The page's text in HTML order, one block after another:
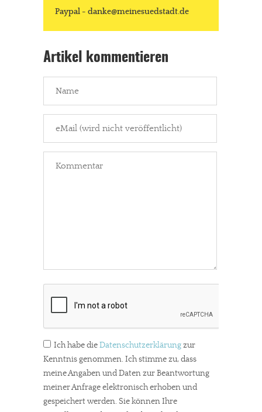
Paypal - danke@meinesuedstadt.de
Artikel kommentieren
Ich habe dieDatenschutzerklärungzur
Kenntnis genommen. Ich stimme zu, dass
meine Angaben und Daten zur Beantwortung
meiner Anfrage elektronisch erhoben und
gespeichert werden. Sie können Ihre